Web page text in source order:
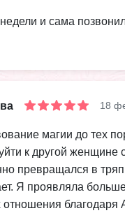
и сама
18
магии до тех
к другой
превращался в
Я проявляла